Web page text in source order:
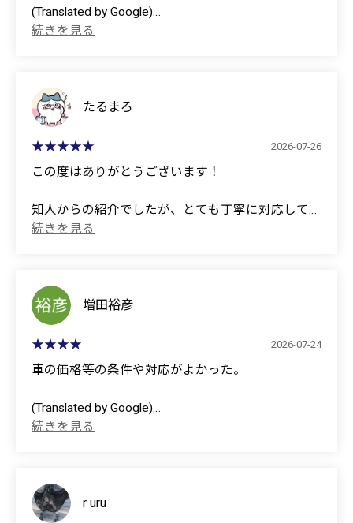
(Translated by Google)
This was my second car delivery. They were very kind
たるまろ
2026-07-26
この度はありがとうございます！
知人からの紹介でしたが、とても丁寧に対応してい
ただき良かったです。
(Translated by Google)
Thank you so much!
I was introduced to you by an acquaintance, and I'm
very pleased with the extremely courteous service I
received.
I hope to use your services again in the future!
増田裕彦
2026-07-24
車の価格等の条件や対応がよかった。
(Translated by Google)
The price of the car and the overall service were
r uru